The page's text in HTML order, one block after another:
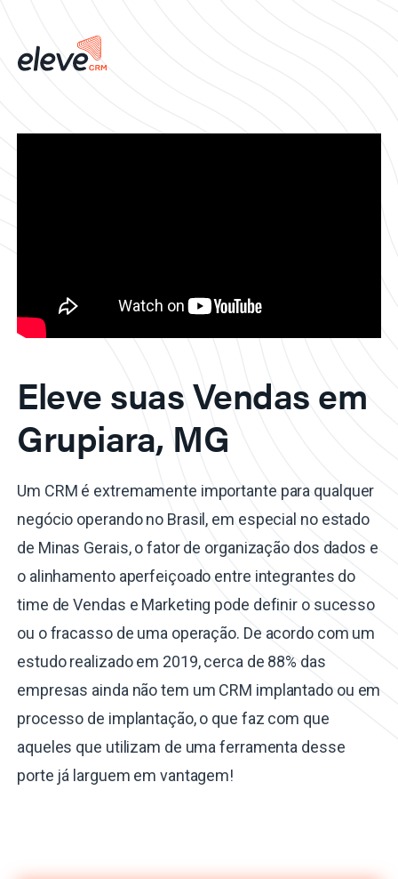
Eleve suas Vendas em
Grupiara, MG
Um CRM é extremamente importante para qualquer
negócio operando no Brasil, em especial no estado
de Minas Gerais, o fator de organização dos dados e
o alinhamento aperfeiçoado entre integrantes do
time de Vendas e Marketing pode definir o sucesso
ou o fracasso de uma operação. De acordo com um
estudo realizado em 2019, cerca de 88% das
empresas ainda não tem um CRM implantado ou em
processo de implantação, o que faz com que
aqueles que utilizam de uma ferramenta desse
porte já larguem em vantagem!